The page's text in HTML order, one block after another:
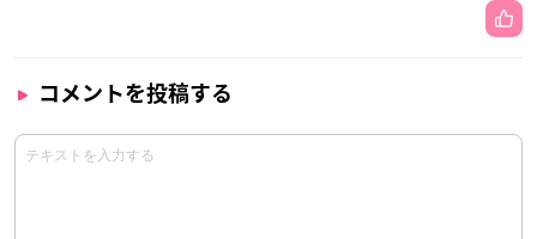
コメントを投稿する